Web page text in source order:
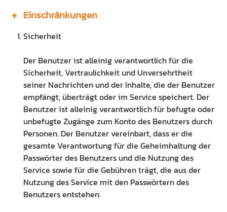
Einschränkungen
Sicherheit
Der Benutzer ist alleinig verantwortlich für die
Sicherheit, Vertraulichkeit und Unversehrtheit
seiner Nachrichten und der Inhalte, die der Benutzer
empfängt, überträgt oder im Service speichert. Der
Benutzer ist alleinig verantwortlich für befugte oder
unbefugte Zugänge zum Konto des Benutzers durch
Personen. Der Benutzer vereinbart, dass er die
gesamte Verantwortung für die Geheimhaltung der
Passwörter des Benutzers und die Nutzung des
Service sowie für die Gebühren trägt, die aus der
Nutzung des Service mit den Passwörtern des
Benutzers entstehen.